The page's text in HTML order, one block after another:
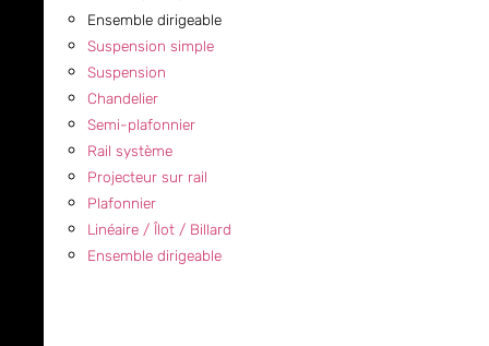
Ensemble dirigeable
Suspension simple
Suspension
Chandelier
Semi-plafonnier
Rail système
Projecteur sur rail
Plafonnier
Linéaire / Îlot / Billard
Ensemble dirigeable